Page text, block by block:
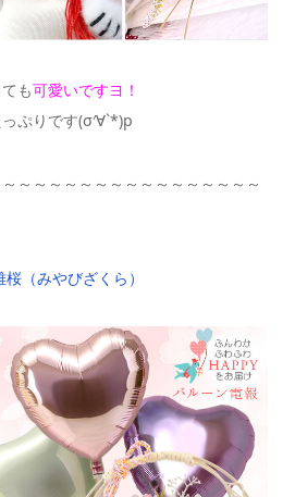
も可愛いですヨ！
ぷりです(σ′∀`*)p
～～～～～～～～～～～～～～～～
（みやびざくら）